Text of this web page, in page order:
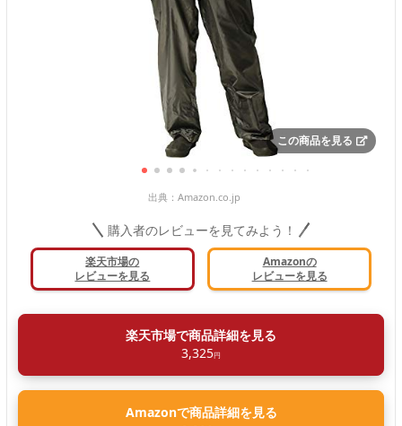
この商品を見る
出典： Amazon.co.jp
購入者のレビューを見てみよう！
楽天市場の
レビューを見る
Amazonの
レビューを見る
楽天市場で商品詳細を見る
3,325円
Amazonで商品詳細を見る